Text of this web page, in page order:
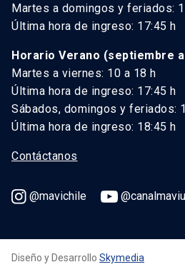
Martes a domingos y feriados:
Última hora de ingreso: 17:45 h
Horario Verano (septiembre
Martes a viernes: 10 a 18 h
Última hora de ingreso: 17:45 h
Sábados, domingos y feriados:
Última hora de ingreso: 18:45 h
Contáctanos
@mavichile
Diseño y Desarrollo Skymedia